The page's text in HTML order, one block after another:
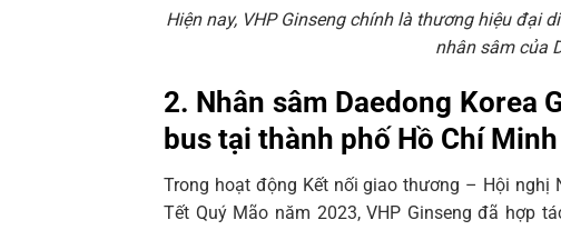
Hiện nay, VHP Ginseng chính là thương hiệu đại
nhân sâm của
2. Nhân sâm Daedong Korea
bus tại thành phố Hồ Chí Minh
Trong hoạt động Kết nối giao thương – Hội nghị
Tết Quý Mão năm 2023, VHP Ginseng đã hợp